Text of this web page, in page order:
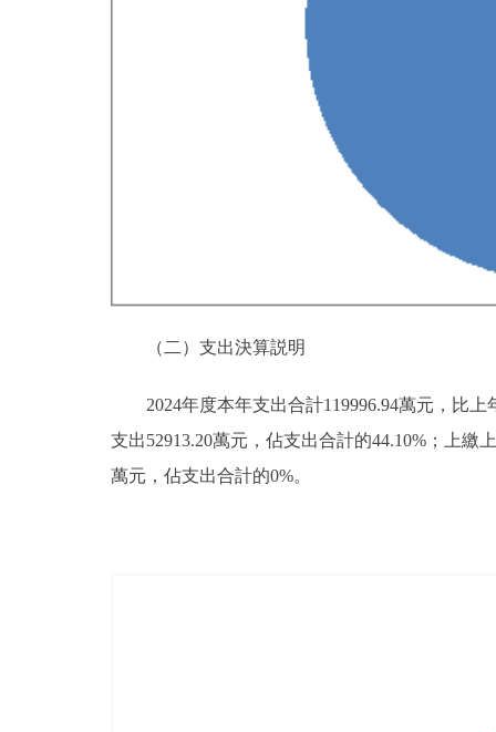
（二）支出決算説明
2024年度本年支出合計119996.94萬元，比
支出52913.20萬元，佔支出合計的44.10%；上
萬元，佔支出合計的0%。